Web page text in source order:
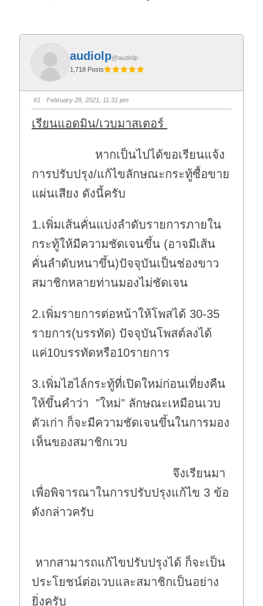
audiolp@audiolp
1,718 Posts
#1 · February 28, 2021, 11:31 pm
เรียนแอดมิน/เวบมาสเตอร์
หากเป็นไปได้ขอเรียนแจ้ง
การปรับปรุง/แก้ไขลักษณะกระทู้ซื้อขาย
แผ่นเสียง ดังนี้ครับ
1.เพิ่มเส้นคั่นแบ่งลำดับรายการภายใน
กระทู้ให้มีความชัดเจนขึ้น (อาจมีเส้น
คั่นลำดับหนาขึ้น)ปัจจุบันเป็นช่องขาว
สมาชิกหลายท่านมองไม่ชัดเจน
2.เพิ่มรายการต่อหน้าให้โพสได้ 30-35
รายการ(บรรทัด) ปัจจุบันโพสต์ลงได้
แค่10บรรทัดหรือ10รายการ
3.เพิ่มไฮไล์กระทู้ที่เปิดใหม่ก่อนเที่ยงคืน
ให้ขึ้นคำว่า "ใหม่" ลักษณะเหมือนเวบ
ตัวเก่า ก็จะมีความชัดเจนขึ้นในการมอง
เห็นของสมาชิกเวบ
จึงเรียนมา
เพื่อพิจารณาในการปรับปรุงแก้ไข 3 ข้อ
ดังกล่าวครับ
หากสามารถแก้ไขปรับปรุงได้ ก็จะเป็น
ประโยชน์ต่อเวบและสมาชิกเป็นอย่าง
ยิ่งครับ